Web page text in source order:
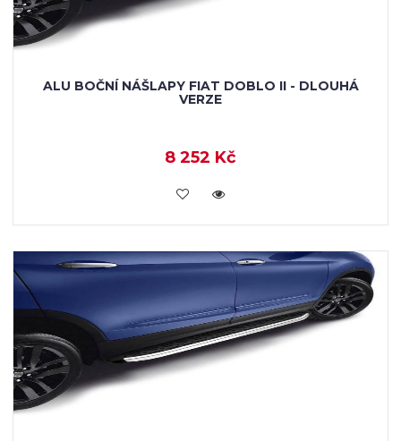
ALU BOČNÍ NÁŠLAPY FIAT DOBLO II - DLOUHÁ
VERZE
8 252 Kč
KOUPIT